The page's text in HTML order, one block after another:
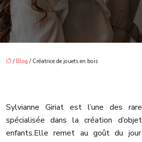
/ Blog / Créatrice de jouets en bois
Sylvianne Giriat est l’une des
spécialisée dans la création
enfants.Elle remet au goût du